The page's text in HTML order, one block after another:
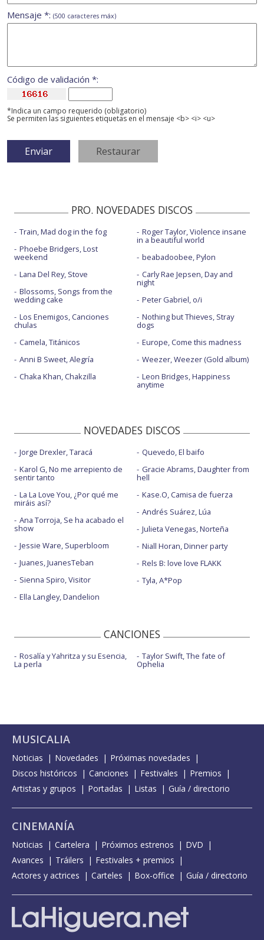
Mensaje *: (500 caracteres máx)
Código de validación *:
*Indica un campo requerido (obligatorio)
Se permiten las siguientes etiquetas en el mensaje <b> <i> <u>
PRO. NOVEDADES DISCOS
Train, Mad dog in the fog
Phoebe Bridgers, Lost
weekend
Lana Del Rey, Stove
Blossoms, Songs from the
wedding cake
Los Enemigos, Canciones
chulas
Camela, Titánicos
Anni B Sweet, Alegría
Chaka Khan, Chakzilla
Roger Taylor, Violence insane
in a beautiful world
beabadoobee, Pylon
Carly Rae Jepsen, Day and
night
Peter Gabriel, o/i
Nothing but Thieves, Stray
dogs
Europe, Come this madness
Weezer, Weezer (Gold album)
Leon Bridges, Happiness
anytime
NOVEDADES DISCOS
Jorge Drexler, Taracá
Karol G, No me arrepiento de
sentir tanto
La La Love You, ¿Por qué me
miráis así?
Ana Torroja, Se ha acabado el
show
Jessie Ware, Superbloom
Juanes, JuanesTeban
Sienna Spiro, Visitor
Ella Langley, Dandelion
Quevedo, El baifo
Gracie Abrams, Daughter from
hell
Kase.O, Camisa de fuerza
Andrés Suárez, Lúa
Julieta Venegas, Norteña
Niall Horan, Dinner party
Rels B: love love FLAKK
Tyla, A*Pop
CANCIONES
Rosalía y Yahritza y su Esencia,
La perla
Taylor Swift, The fate of
Ophelia
MUSICALIA
Noticias Novedades
Próximas novedades
Discos históricos
Canciones Festivales
Premios
Artistas y grupos
Portadas Listas Guía / directorio
CINEMANÍA
Noticias Cartelera Próximos estrenos
DVD
Avances
Tráilers
Festivales + premios
Actores y actrices
Carteles Box-office Guía / directorio